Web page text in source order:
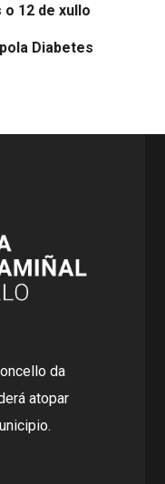
12 de xullo
Diabetes
da
atopar